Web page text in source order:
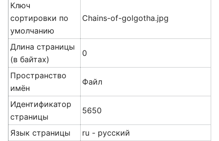
Ключ
сортировки по
умолчанию
Chains-of-golgotha.jpg
Длина страницы
(в байтах)
0
Пространство
имён
Файл
Идентификатор
страницы
5650
Язык страницы
ru - русский